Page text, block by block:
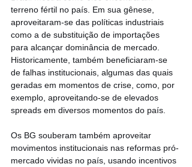
terreno fértil no país. Em sua gênese,
aproveitaram-se das políticas industriais
como a de substituição de importações
para alcançar dominância de mercado.
Historicamente, também beneficiaram-se
de falhas institucionais, algumas das quais
geradas em momentos de crise, como, por
exemplo, aproveitando-se de elevados
spreads em diversos momentos do país.
Os BG souberam também aproveitar
movimentos institucionais nas reformas pró-
mercado vividas no país, usando incentivos